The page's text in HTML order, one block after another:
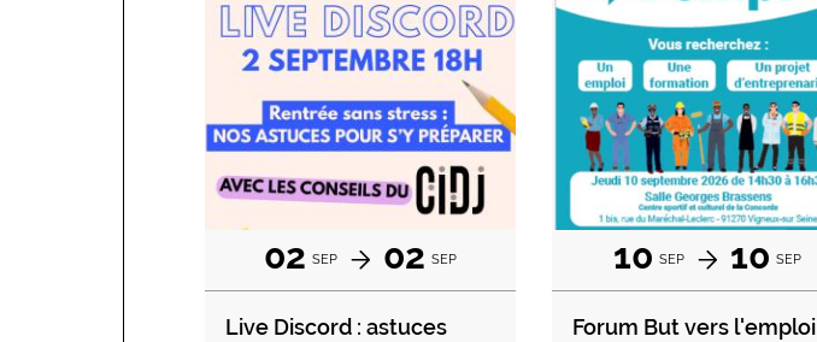
02 SEP 02 SEP
Live Discord : astuces
10 SEP 10 SEP
Forum But vers l'emploi